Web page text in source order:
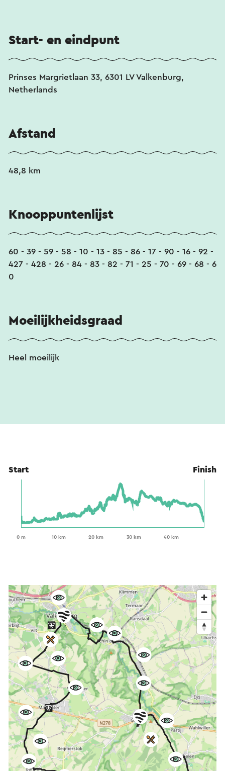
Start- en eindpunt
Prinses Margrietlaan 33, 6301 LV Valkenburg,
Netherlands
Afstand
48,8 km
Knooppuntenlijst
60 - 39 - 59 - 58 - 10 - 13 - 85 - 86 - 17 - 90 - 16 - 92 -
427 - 428 - 26 - 84 - 83 - 82 - 71 - 25 - 70 - 69 - 68 - 6
0
Moeilijkheidsgraad
Heel moeilijk
Start Finish